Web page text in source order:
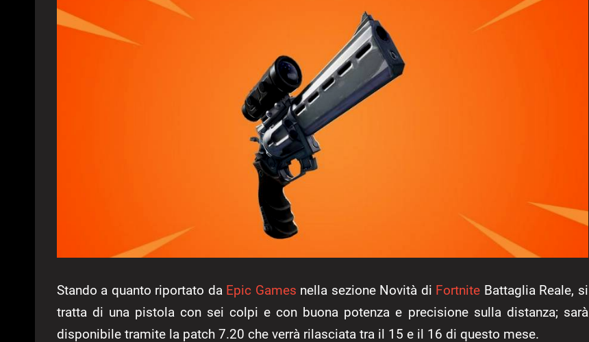
Stando a quanto riportato da Epic Games nella sezione Novità di Fortnite Battaglia Reale, si
tratta di una pistola con sei colpi e con buona potenza e precisione sulla distanza; sarà
disponibile tramite la patch 7.20 che verrà rilasciata tra il 15 e il 16 di questo mese.